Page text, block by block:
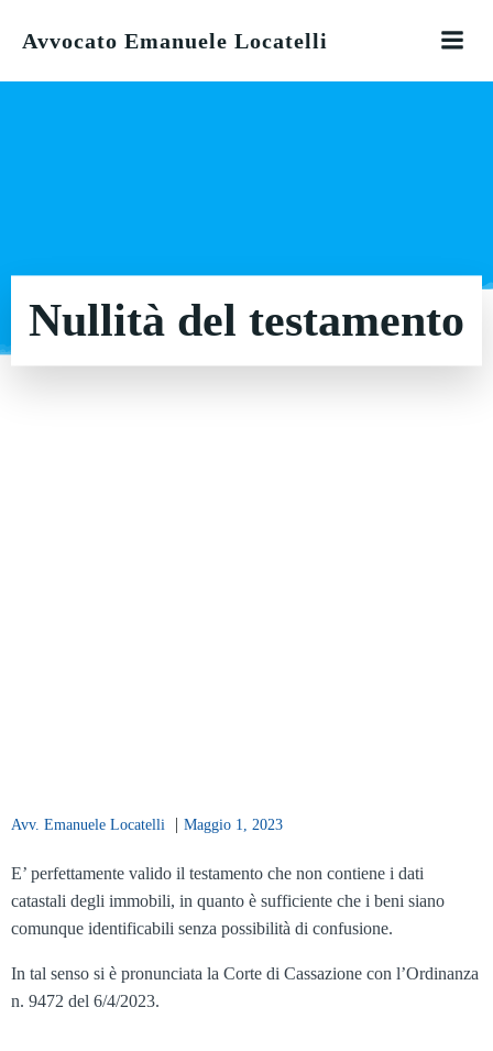
al
Avvocato Emanuele Locatelli
Nullità del testamento
Avv. Emanuele Locatelli | Maggio 1, 2023
E’ perfettamente valido il testamento che non contiene i dati
catastali degli immobili, in quanto è sufficiente che i beni siano
comunque identificabili senza possibilità di confusione.
In tal senso si è pronunciata la Corte di Cassazione con l’Ordinanza
n. 9472 del 6/4/2023.